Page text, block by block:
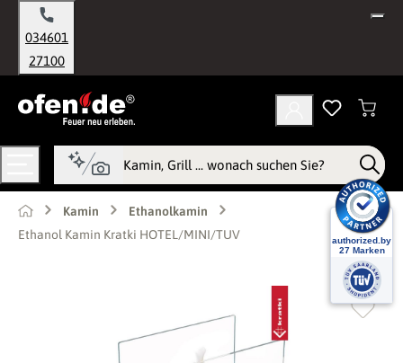
springen
034601
27100
Kamin
Ethanolkamin
Ethanol Kamin Kratki HOTEL/MINI/TUV